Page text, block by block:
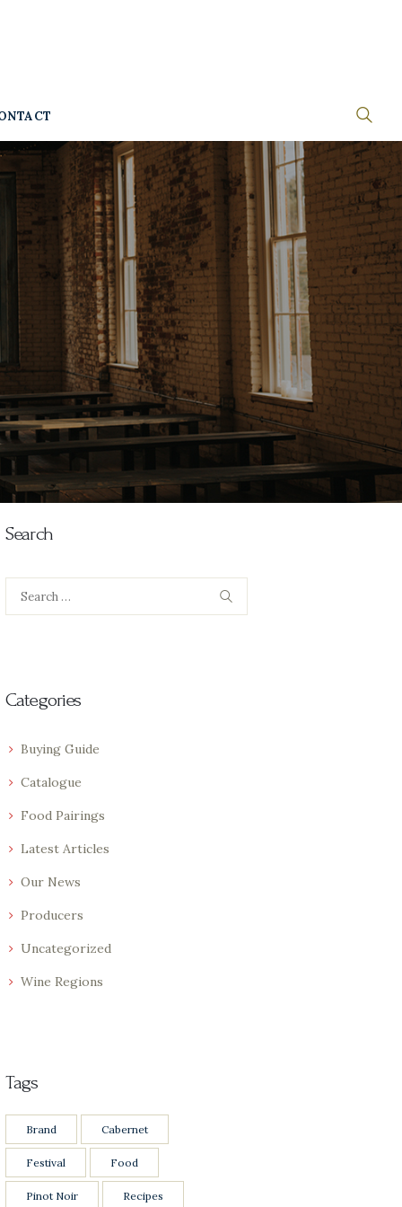
Search
Search
for:
Categories
Buying Guide
Catalogue
Food Pairings
Latest Articles
Our News
Producers
Uncategorized
Wine Regions
Tags
Brand Cabernet
Festival Food
Pinot Noir Recipes